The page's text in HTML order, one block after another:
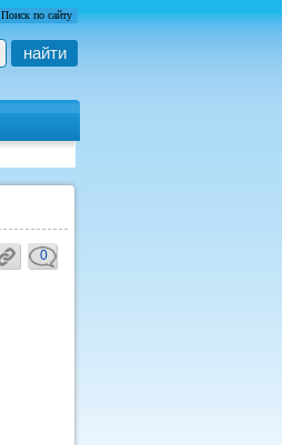
Поиск по сайту
найти
0